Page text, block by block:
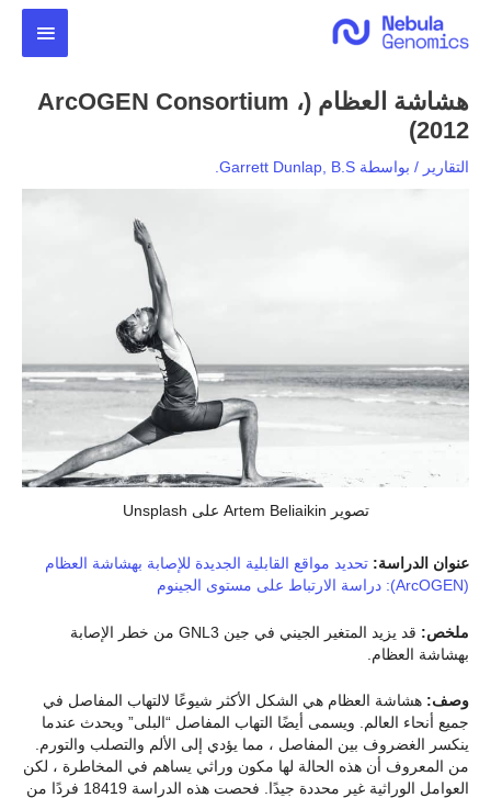
المحتوى
هشاشة العظام (ArcOGEN Consortium ،
2012)
التقارير / بواسطة Garrett Dunlap, B.S.
تصوير Artem Beliaikin على Unsplash
عنوان الدراسة: تحديد مواقع القابلية الجديدة للإصابة بهشاشة العظام
(ArcOGEN): دراسة الارتباط على مستوى الجينوم
ملخص:
قد يزيد المتغير الجيني في جين GNL3 من خطر الإصابة
بهشاشة العظام.
وصف: هشاشة العظام هي الشكل الأكثر شيوعًا لالتهاب المفاصل في
جميع أنحاء العالم. ويسمى أيضًا التهاب المفاصل “البلى” ويحدث عندما
ينكسر الغضروف بين المفاصل ، مما يؤدي إلى الألم والتصلب والتورم.
من المعروف أن هذه الحالة لها مكون وراثي يساهم في المخاطرة ، لكن
العوامل الوراثية غير محددة جيدًا. فحصت هذه الدراسة 18419 فردًا من